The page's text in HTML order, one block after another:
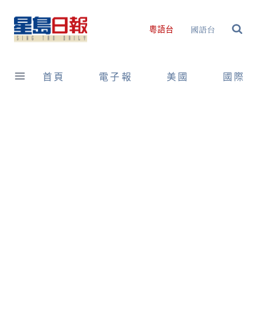
content
粵語台 國語台
首頁 電子報 美國 國際